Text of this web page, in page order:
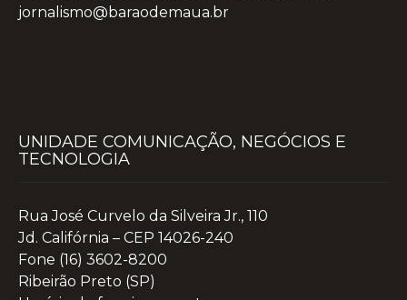
jornalismo@baraodemaua.br
UNIDADE COMUNICAÇÃO, NEGÓCIOS E
TECNOLOGIA
Rua José Curvelo da Silveira Jr., 110
Jd. Califórnia – CEP 14026-240
Fone (16) 3602-8200
Ribeirão Preto (SP)